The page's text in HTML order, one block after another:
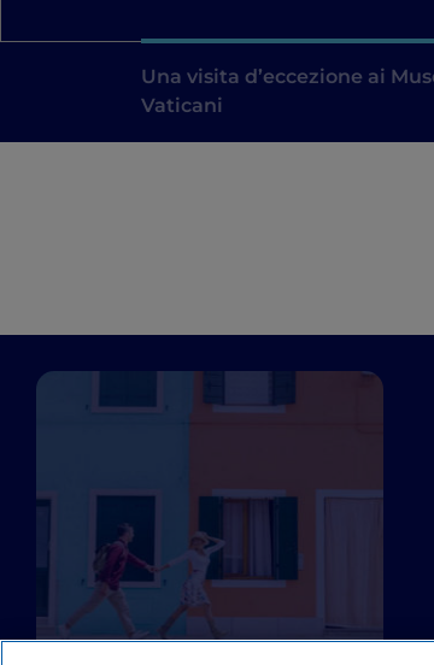
Una visita d’eccezione ai
Vaticani